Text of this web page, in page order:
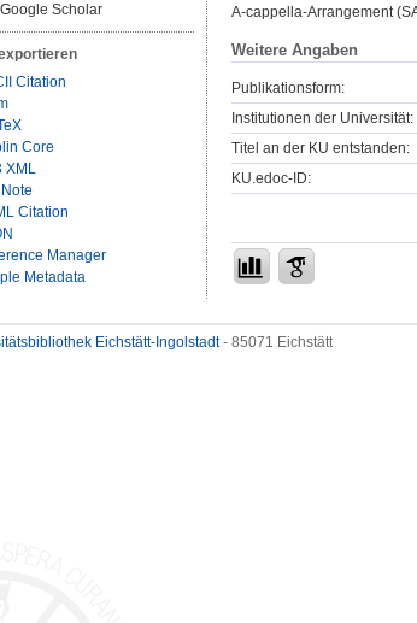
Scholar
Citation
Core
XML
Citation
Manager
Metadata
A-cappella-Arrangement
Weitere Angaben
Publikationsform:
Institutionen der Universität:
Titel an der KU entstanden:
KU.edoc-ID:
Eichstätt-Ingolstadt- 85071 Eichstätt